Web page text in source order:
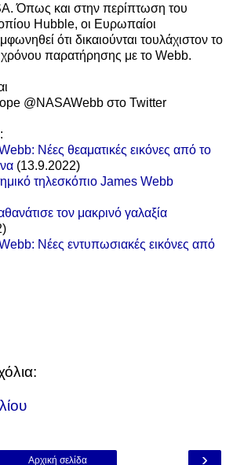
Όπως και στην περίπτωση του
Hubble, οι Ευρωπαίοι
ότι δικαιούνται τουλάχιστον το
παρατήρησης με το Webb.
@NASAWebb στο Twitter
Νέες θεαματικές εικόνες από το
(13.9.2022)
τηλεσκόπιο James Webb
τον μακρινό γαλαξία
Νέες εντυπωσιακές εικόνες από
›
Αρχική σελίδα